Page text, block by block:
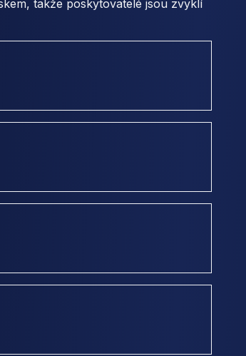
takže poskytovatelé jsou zvyklí